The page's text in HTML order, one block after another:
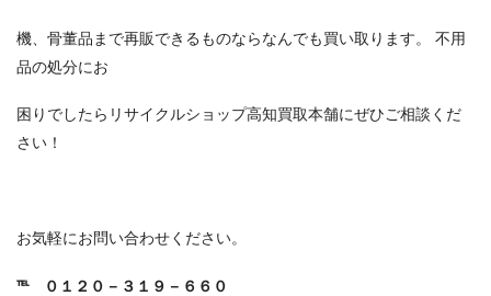
機、骨董品まで再販できるものならなんでも買い取ります。 不用
品の処分にお
困りでしたらリサイクルショップ高知買取本舗にぜひご相談くだ
さい！
お気軽にお問い合わせください。
℡ ０１２０－３１９－６６０